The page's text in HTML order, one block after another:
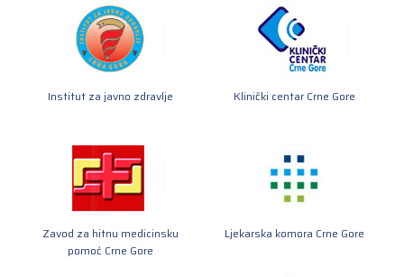
Institut za javno zdravlje Klinički centar Crne Gore
Zavod za hitnu medicinsku
pomoć Crne Gore
Ljekarska komora Crne Gore